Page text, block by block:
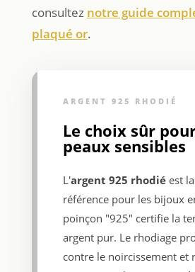
consultez notre guide
plaqué or.
ARGENT 925 RHODIÉ
Le choix sûr
peaux sensibles
L'argent 925 rhodiéest
référence pour les bijoux
poinçon "925" certifie la
argent pur. Le rhodiage
contre le noircissement et